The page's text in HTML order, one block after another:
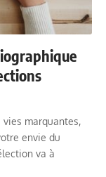
marquantes,
envie du
va à